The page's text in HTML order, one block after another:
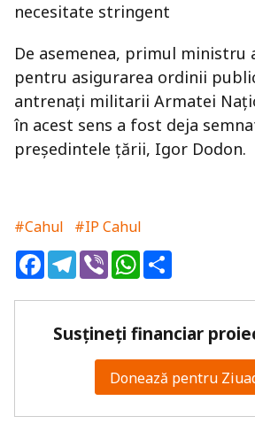
necesitate stringent
De asemenea, primul ministru
pentru asigurarea ordinii
antrenați militarii Armatei
în acest sens a fost deja
președintele țării, Igor Dodon.
#Cahul
#IP Cahul
FacebookTelegram
ViberWhatsApp
Susțineți financiar
Donează pentru